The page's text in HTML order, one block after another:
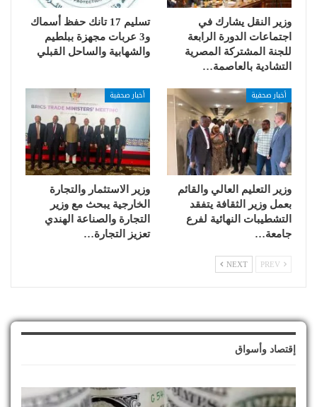
وزير النقل يشارك في
اجتماعات الدورة الرابعة
للجنة المشتركة المصرية
التشادية بالعاصمة…
تسليم 17 تانك حفظ أسماك
و3 عربات مجهزة ببلطيم
والشهابية والساحل القبلي
أخبار صحفية
وزير التعليم العالي والقائم
بعمل وزير الثقافة يتفقد
التشطيبات النهائية لفرع
جامعة…
أخبار صحفية
وزير الاستثمار والتجارة
الخارجية يبحث مع وزير
التجارة والصناعة الهندي
تعزيز التجارة…
NEXT
إقتصاد وأسواق